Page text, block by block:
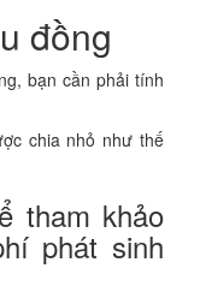
đồng
bạn cần phải tính
chia nhỏ như thế
tham khảo
phát sinh